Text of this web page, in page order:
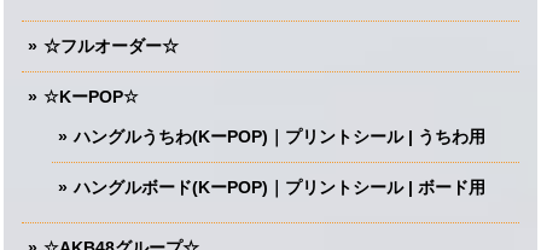
☆フルオーダー☆
☆KーPOP☆
ハングルうちわ(KーPOP)｜プリントシール | うちわ用
ハングルボード(KーPOP)｜プリントシール | ボード用